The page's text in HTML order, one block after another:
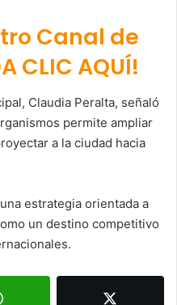
Canal de
CLIC AQUÍ!
Claudia Peralta, señaló
permite ampliar
a la ciudad hacia
estrategia orientada a
un destino competitivo